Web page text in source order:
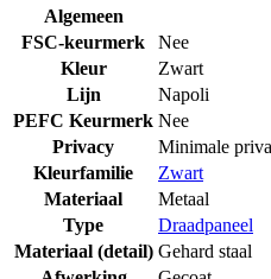
Algemeen
FSC-keurmerk
Nee
Kleur
Zwart
Lijn
Napoli
PEFC Keurmerk Nee
Privacy
Minimale
Kleurfamilie
Zwart
Materiaal
Metaal
Type
Draadpaneel
Materiaal (detail) Gehard staal